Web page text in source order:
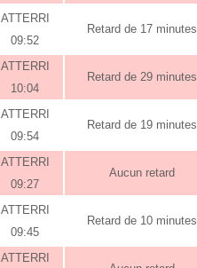
ATTERRI
09:52
Retard de 17 minutes
ATTERRI
10:04
Retard de 29 minutes
ATTERRI
09:54
Retard de 19 minutes
ATTERRI
09:27
Aucun retard
ATTERRI
09:45
Retard de 10 minutes
ATTERRI